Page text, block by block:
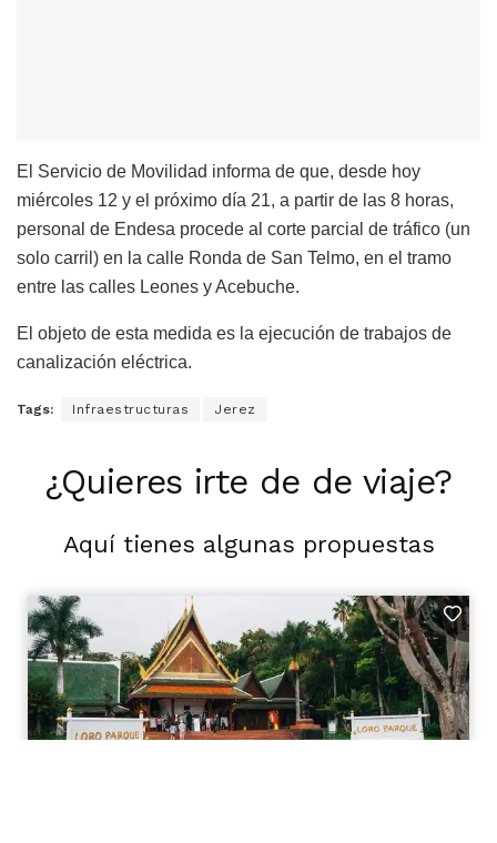
El Servicio de Movilidad informa de que, desde hoy
miércoles 12 y el próximo día 21, a partir de las 8 horas,
personal de Endesa procede al corte parcial de tráfico (un
solo carril) en la calle Ronda de San Telmo, en el tramo
entre las calles Leones y Acebuche.
El objeto de esta medida es la ejecución de trabajos de
canalización eléctrica.
Tags: Infraestructuras Jerez
¿Quieres irte de de viaje?
Aquí tienes algunas propuestas